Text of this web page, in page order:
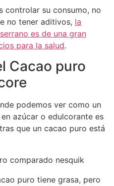
controlar su consumo, no
no tener aditivos, la
es de una gran
para la salud.
Cacao puro
podemos ver como un
azúcar o edulcorante es
que un cacao puro está
puro tiene grasa, pero